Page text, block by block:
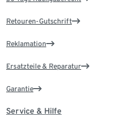
Retouren-Gutschrift
Reklamation
Ersatzteile & Reparatur
Garantie
Service & Hilfe